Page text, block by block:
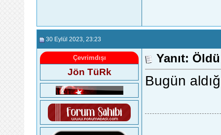
30 Eylül 2023 , 23:23
Çevrimdışı
Jön TüRk
Yanıt:
Bugün